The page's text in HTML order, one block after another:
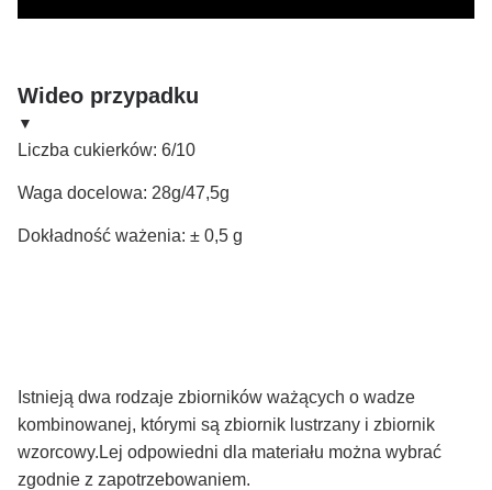
Wideo przypadku
▼
Liczba cukierków: 6/10
Waga docelowa: 28g/47,5g
Dokładność ważenia: ± 0,5 g
Istnieją dwa rodzaje zbiorników ważących o wadze
kombinowanej, którymi są zbiornik lustrzany i zbiornik
wzorcowy.Lej odpowiedni dla materiału można wybrać
zgodnie z zapotrzebowaniem.